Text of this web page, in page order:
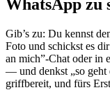
WhatsApp zu
Gib’s zu: Du kennst
Foto und schickst es
an mich”-Chat oder in
— und denkst „so geht
griffbereit, und fürs